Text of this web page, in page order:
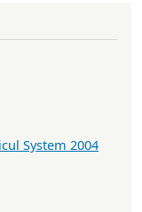
System 2004